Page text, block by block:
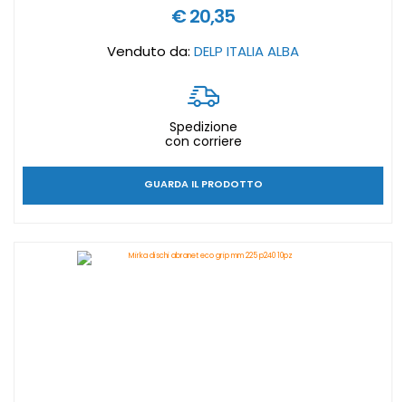
€ 20,35
Venduto da: DELP ITALIA ALBA
Spedizione
con corriere
GUARDA IL PRODOTTO